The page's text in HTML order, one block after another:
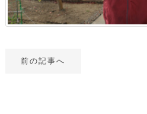
前の記事へ